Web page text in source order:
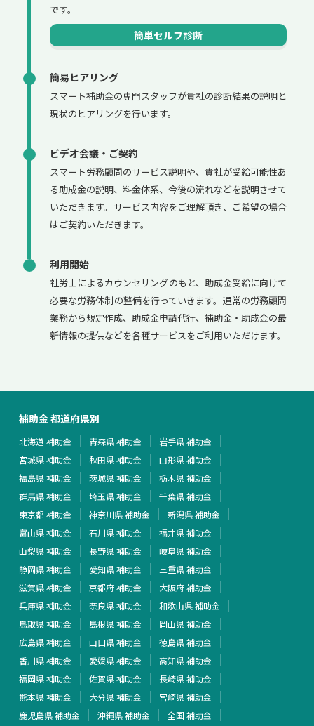
です。
簡単セルフ診断
簡易ヒアリング
スマート補助金の専門スタッフが貴社の診断結果の説明と
現状のヒアリングを行います。
ビデオ会議・ご契約
スマート労務顧問のサービス説明や、貴社が受給可能性あ
る助成金の説明、料金体系、今後の流れなどを説明させて
いただきます。サービス内容をご理解頂き、ご希望の場合
はご契約いただきます。
利用開始
社労士によるカウンセリングのもと、助成金受給に向けて
必要な労務体制の整備を行っていきます。通常の労務顧問
業務から規定作成、助成金申請代行、補助金・助成金の最
新情報の提供などを各種サービスをご利用いただけます。
補助金 都道府県別
北海道 補助金 青森県 補助金
岩手県 補助金
宮城県 補助金
秋田県 補助金
山形県 補助金
福島県 補助金
茨城県 補助金
栃木県 補助金
群馬県 補助金
埼玉県 補助金
千葉県 補助金
東京都 補助金
神奈川県 補助金
新潟県 補助金
富山県 補助金
石川県 補助金
福井県 補助金
山梨県 補助金
長野県 補助金
岐阜県 補助金
静岡県 補助金
愛知県 補助金
三重県 補助金
滋賀県 補助金
京都府 補助金
大阪府 補助金
兵庫県 補助金
奈良県 補助金
和歌山県 補助金
鳥取県 補助金
島根県 補助金
岡山県 補助金
広島県 補助金
山口県 補助金
徳島県 補助金
香川県 補助金
愛媛県 補助金
高知県 補助金
福岡県 補助金
佐賀県 補助金
長崎県 補助金
熊本県 補助金
大分県 補助金
宮崎県 補助金
鹿児島県 補助金
沖縄県 補助金
全国 補助金